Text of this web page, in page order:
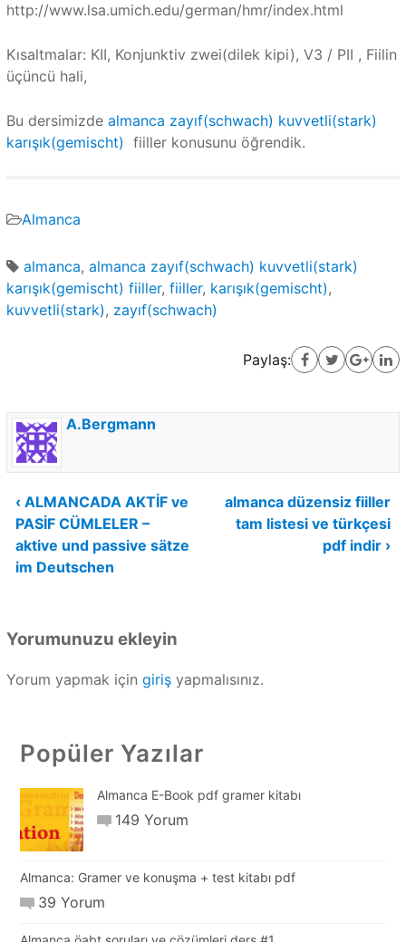
http://www.lsa.umich.edu/german/hmr/index.html
Kısaltmalar: KII, Konjunktiv zwei(dilek kipi), V3 / PII , Fiilin
üçüncü hali,
Bu dersimizde almanca zayıf(schwach) kuvvetli(stark)
karışık(gemischt) fiiller konusunu öğrendik.
Almanca
almanca, almanca zayıf(schwach) kuvvetli(stark)
karışık(gemischt) fiiller, fiiller, karışık(gemischt),
kuvvetli(stark), zayıf(schwach)
Paylaş:
A.Bergmann
Yazı
gezinmesi
‹ ALMANCADA AKTİF ve
PASİF CÜMLELER –
aktive und passive sätze
im Deutschen
almanca düzensiz fiiller
tam listesi ve türkçesi
pdf indir ›
Yorumunuzu ekleyin
Yorum yapmak için girişyapmalısınız.
Popüler Yazılar
Almanca E-Book pdf gramer kitabı
149 Yorum
Almanca: Gramer ve konuşma + test kitabı pdf
39 Yorum